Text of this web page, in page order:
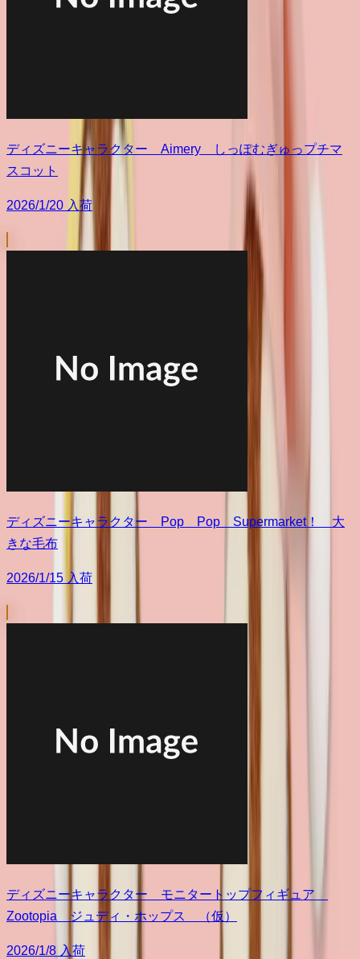
ディズニーキャラクター Aimery しっぽむぎゅっプチマ
スコット
2026/1/20 入荷
ディズニーキャラクター Pop Pop Supermarket！ 大
きな毛布
2026/1/15 入荷
ディズニーキャラクター モニタートップフィギュア
Zootopia ジュディ・ホップス （仮）
2026/1/8 入荷